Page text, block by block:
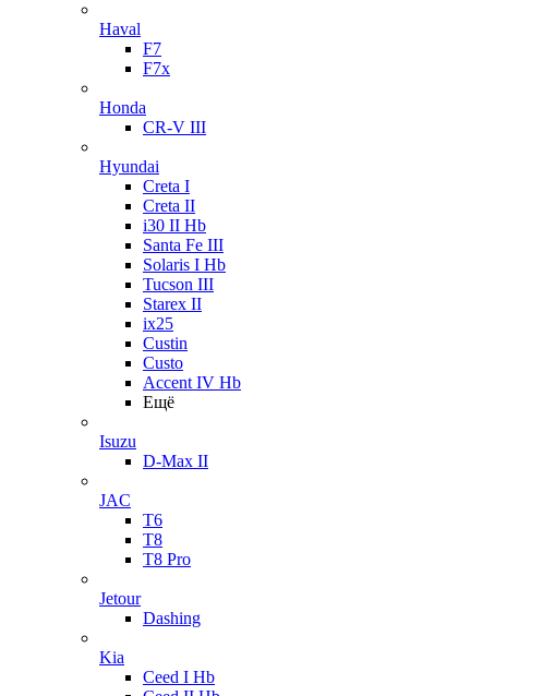
Haval
F7
F7x
Honda
CR-V III
Hyundai
Creta I
Creta II
i30 II Hb
Santa Fe III
Solaris I Hb
Tucson III
Starex II
ix25
Custin
Custo
Accent IV Hb
Ещё
Isuzu
D-Max II
JAC
T6
T8
T8 Pro
Jetour
Dashing
Kia
Ceed I Hb